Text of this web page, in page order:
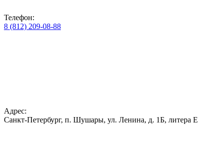
Телефон:
8 (812) 209-08-88
Адрес:
Санкт-Петербург, п. Шушары, ул. Ленина, д. 1Б, литера Е